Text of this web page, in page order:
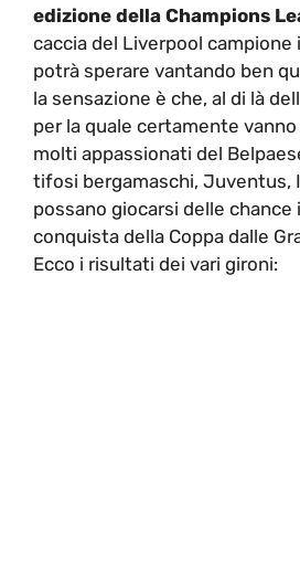
edizione della Champions
caccia del Liverpool campione
potrà sperare vantando ben
la sensazione è che, al di là
per la quale certamente
molti appassionati del
tifosi bergamaschi, Juventus,
possano giocarsi delle
conquista della Coppa dalle
Ecco i risultati dei vari gironi: